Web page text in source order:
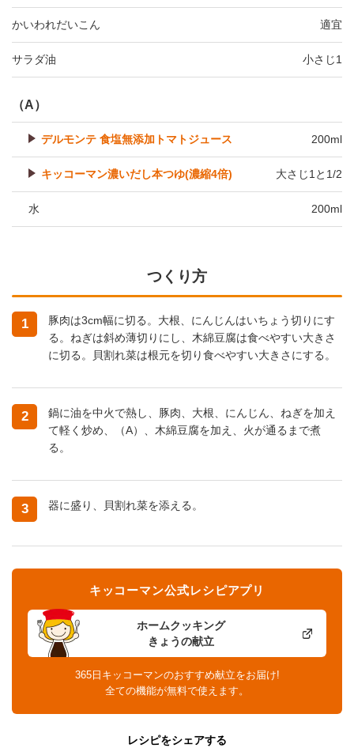
かいわれだいこん 適宜
サラダ油 小さじ1
（A）
デルモンテ 食塩無添加トマトジュース 200ml
キッコーマン濃いだし本つゆ(濃縮4倍) 大さじ1と1/2
水 200ml
つくり方
1
豚肉は3cm幅に切る。大根、にんじんはいちょう切りにす
る。ねぎは斜め薄切りにし、木綿豆腐は食べやすい大きさ
に切る。貝割れ菜は根元を切り食べやすい大きさにする。
2
鍋に油を中火で熱し、豚肉、大根、にんじん、ねぎを加え
て軽く炒め、（A）、木綿豆腐を加え、火が通るまで煮
る。
3 器に盛り、貝割れ菜を添える。
ホームクッキング
きょうの献立
キッコーマン公式レシピアプリ
365日キッコーマンのおすすめ献立をお届け!
全ての機能が無料で使えます。
レシピをシェアする